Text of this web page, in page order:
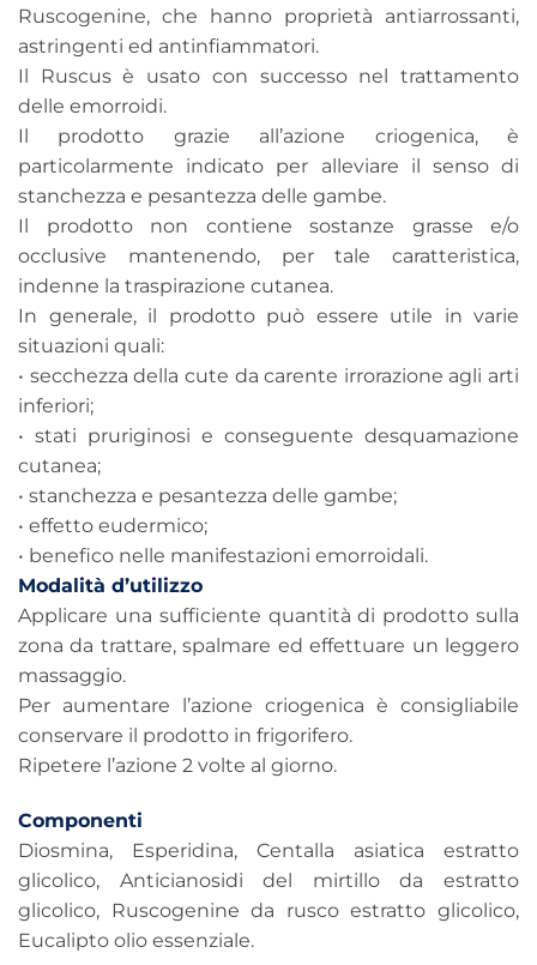
Ruscogenine, che hanno proprietà antiarrossanti,
astringenti ed antinfiammatori.
Il Ruscus è usato con successo nel trattamento
delle emorroidi.
Il prodotto grazie all’azione criogenica, è
particolarmente indicato per alleviare il senso di
stanchezza e pesantezza delle gambe.
Il prodotto non contiene sostanze grasse e/o
occlusive mantenendo, per tale caratteristica,
indenne la traspirazione cutanea.
In generale, il prodotto può essere utile in varie
situazioni quali:
• secchezza della cute da carente irrorazione agli arti
inferiori;
• stati pruriginosi e conseguente desquamazione
cutanea;
• stanchezza e pesantezza delle gambe;
• effetto eudermico;
• benefico nelle manifestazioni emorroidali.
Modalità d’utilizzo
Applicare una sufficiente quantità di prodotto sulla
zona da trattare, spalmare ed effettuare un leggero
massaggio.
Per aumentare l’azione criogenica è consigliabile
conservare il prodotto in frigorifero.
Ripetere l’azione 2 volte al giorno.
Componenti
Diosmina, Esperidina, Centalla asiatica estratto
glicolico, Anticianosidi del mirtillo da estratto
glicolico, Ruscogenine da rusco estratto glicolico,
Eucalipto olio essenziale.